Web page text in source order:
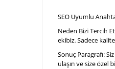
SEO Uyumlu
Neden Bizi Tercih
ekibiz. Sadece
Sonuç Paragrafı:
ulaşın ve size özel